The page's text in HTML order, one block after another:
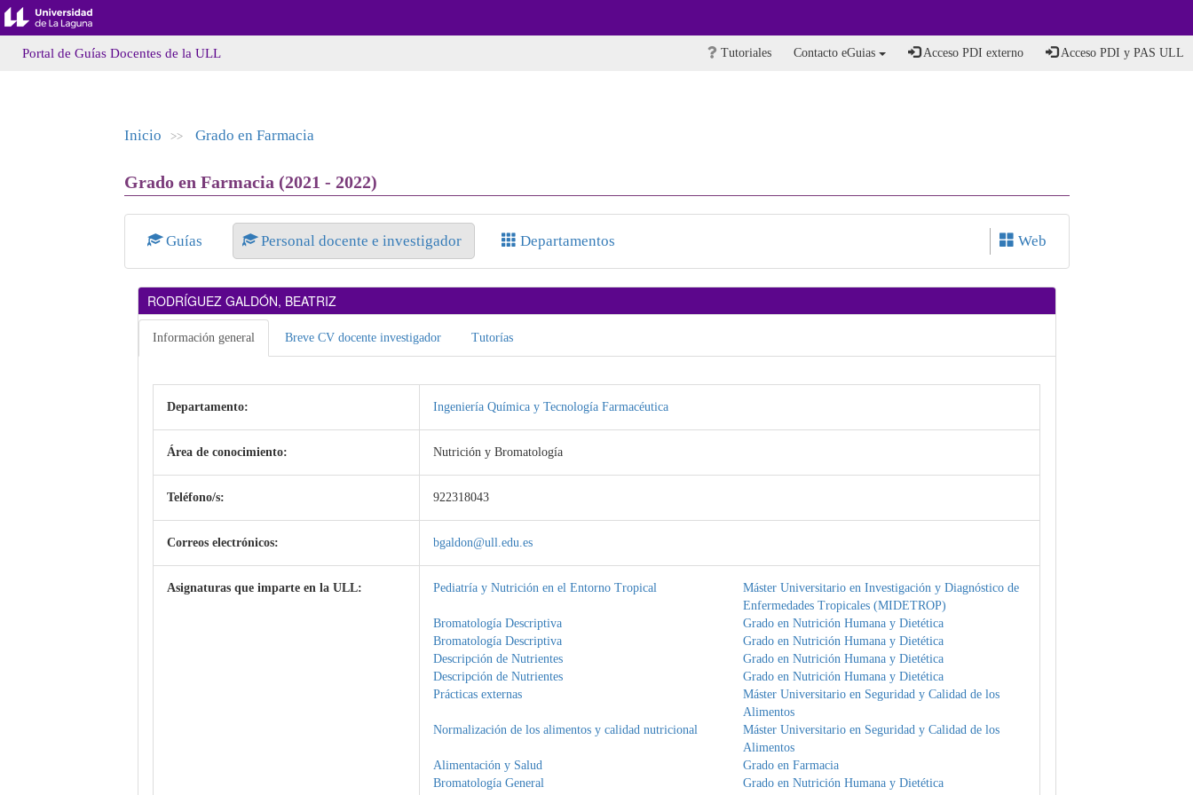
Portal de Guías Docentes de la ULL Tutoriales Contacto eGuias Acceso PDI externo Acceso PDI y PAS ULL
Inicio >> Grado en Farmacia
Grado en Farmacia (2021 - 2022)
Guías Personal docente e investigador Departamentos Web
RODRÍGUEZ GALDÓN, BEATRIZ
Información general Breve CV docente investigador Tutorías
Departamento: Ingeniería Química y Tecnología Farmacéutica
Área de conocimiento: Nutrición y Bromatología
Teléfono/s: 922318043
Correos electrónicos: bgaldon@ull.edu.es
Asignaturas que imparte en la ULL: Pediatría y Nutrición en el Entorno Tropical
Máster Universitario en Investigación y Diagnóstico de
Enfermedades Tropicales (MIDETROP)
Bromatología Descriptiva
Grado en Nutrición Humana y Dietética
Bromatología Descriptiva
Grado en Nutrición Humana y Dietética
Descripción de Nutrientes
Grado en Nutrición Humana y Dietética
Descripción de Nutrientes
Grado en Nutrición Humana y Dietética
Prácticas externas
Máster Universitario en Seguridad y Calidad de los
Alimentos
Normalización de los alimentos y calidad nutricional
Máster Universitario en Seguridad y Calidad de los
Alimentos
Alimentación y Salud
Grado en Farmacia
Bromatología General
Grado en Nutrición Humana y Dietética